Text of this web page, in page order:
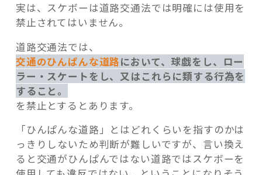
実は、スケボーは道路交通法では明確には使用を
禁止されてはいません。
道路交通法では、
交通のひんぱんな道路において、球戯をし、ロー
ラー・スケートをし、又はこれらに類する行為を
すること。
を禁止とするとあります。
「ひんぱんな道路」とはどれくらいを指すのかは
っきりしないため判断が難しいですが、言い換え
ると交通がひんぱんではない道路ではスケボーを